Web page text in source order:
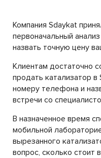
Компания Sdaykat
первоначальный
назвать точную цену
Клиентам достаточно
продать катализатор в
номеру телефона и
встречи со
В назначенное время
мобильной
вырезанного
вопрос, сколько стоит